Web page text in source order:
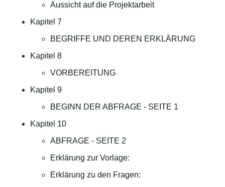
Aussicht auf die Projektarbeit
Kapitel 7
BEGRIFFE UND DEREN ERKLÄRUNG
Kapitel 8
VORBEREITUNG
Kapitel 9
BEGINN DER ABFRAGE - SEITE 1
Kapitel 10
ABFRAGE - SEITE 2
Erklärung zur Vorlage:
Erklärung zu den Fragen: